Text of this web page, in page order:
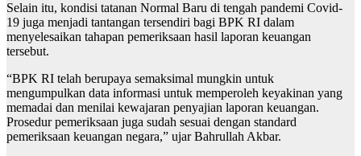
Selain itu, kondisi tatanan Normal Baru di tengah pandemi Covid-
19 juga menjadi tantangan tersendiri bagi BPK RI dalam
menyelesaikan tahapan pemeriksaan hasil laporan keuangan
tersebut.
“BPK RI telah berupaya semaksimal mungkin untuk
mengumpulkan data informasi untuk memperoleh keyakinan yang
memadai dan menilai kewajaran penyajian laporan keuangan.
Prosedur pemeriksaan juga sudah sesuai dengan standard
pemeriksaan keuangan negara,” ujar Bahrullah Akbar.